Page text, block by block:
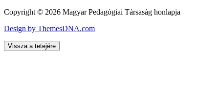
Copyright © 2026 Magyar Pedagógiai Társaság honlapja
Design by ThemesDNA.com
Vissza a tetejére